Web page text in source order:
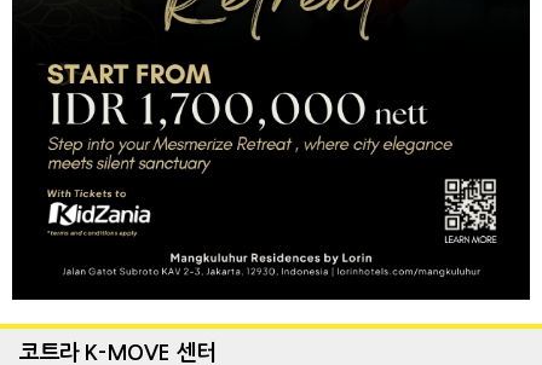
코트라 K-MOVE 센터